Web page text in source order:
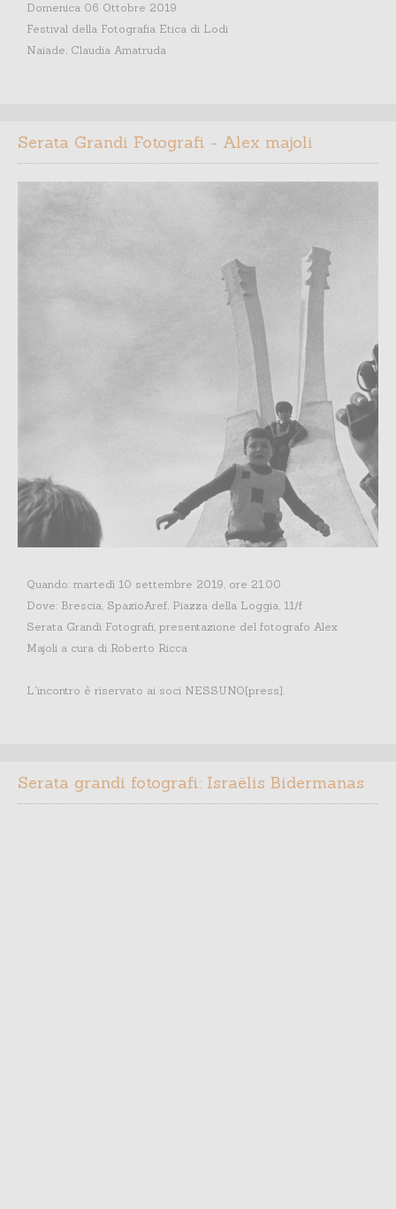
Domenica 06 Ottobre 2019
Festival della Fotografia Etica di Lodi
Naiade, Claudia Amatruda
Serata Grandi Fotografi - Alex majoli
Quando: martedì 10 settembre 2019, ore 21.00
Dove: Brescia, SpazioAref, Piazza della Loggia, 11/f
Serata Grandi Fotografi, presentazione del fotografo Alex
Majoli a cura di Roberto Ricca
L'incontro è riservato ai soci NESSUNO[press].
Serata grandi fotografi: Israëlis Bidermanas